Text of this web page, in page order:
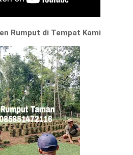
Rumput di Tempat Kami